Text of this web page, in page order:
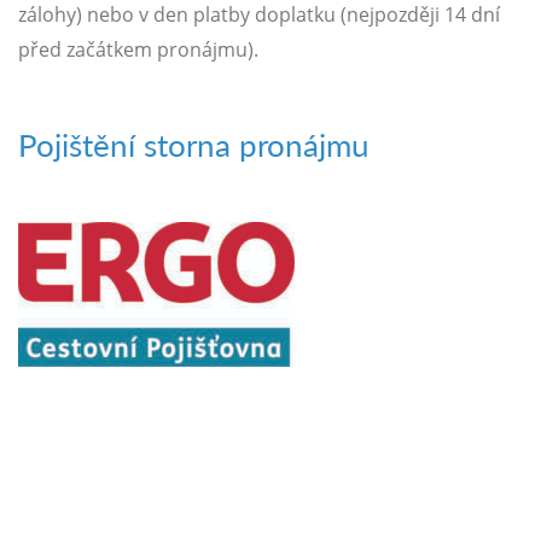
zálohy) nebo v den platby doplatku (nejpozději 14 dní
před začátkem pronájmu).
Pojištění storna pronájmu